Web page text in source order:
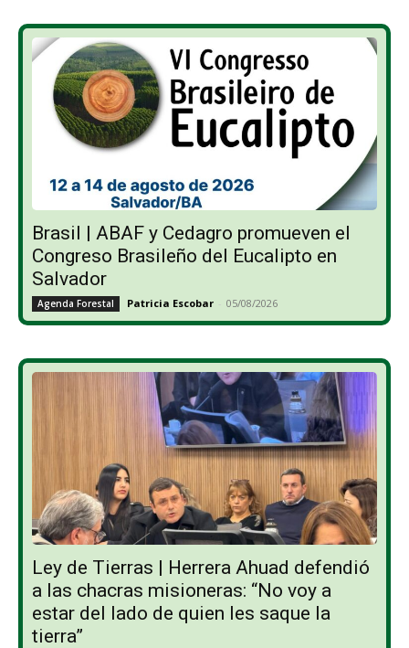
Brasil | ABAF y Cedagro promueven el
Congreso Brasileño del Eucalipto en
Salvador
Agenda Forestal Patricia Escobar - 05/08/2026
Ley de Tierras | Herrera Ahuad defendió
a las chacras misioneras: “No voy a
estar del lado de quien les saque la
tierra”